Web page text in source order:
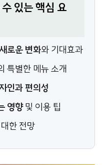
있는 핵심 요
로운 변화와 기대효과
특별한 메뉴 소개
인과 편의성
영향및 이용 팁
한 전망